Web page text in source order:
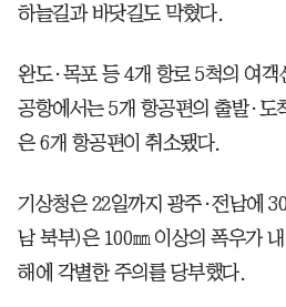
하늘길과 바닷길도 막혔다.
완도·목포 등 4개 항로 5척의 여
공항에서는 5개 항공편의 출발·도
은 6개 항공편이 취소됐다.
기상청은 22일까지 광주·전남에
남 북부)은 100㎜ 이상의 폭우가
해에 각별한 주의를 당부했다.